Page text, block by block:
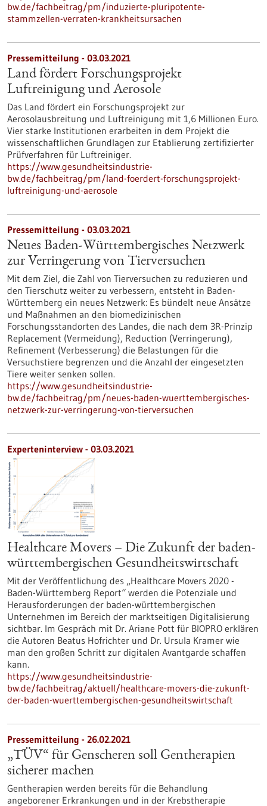
bw.de/fachbeitrag/pm/induzierte-pluripotente-
stammzellen-verraten-krankheitsursachen
Pressemitteilung - 03.03.2021
Land fördert Forschungsprojekt
Luftreinigung und Aerosole
Das Land fördert ein Forschungsprojekt zur
Aerosolausbreitung und Luftreinigung mit 1,6 Millionen Euro.
Vier starke Institutionen erarbeiten in dem Projekt die
wissenschaftlichen Grundlagen zur Etablierung zertifizierter
Prüfverfahren für Luftreiniger.
https://www.gesundheitsindustrie-
bw.de/fachbeitrag/pm/land-foerdert-forschungsprojekt-
luftreinigung-und-aerosole
Pressemitteilung - 03.03.2021
Neues Baden-Württembergisches Netzwerk
zur Verringerung von Tierversuchen
Mit dem Ziel, die Zahl von Tierversuchen zu reduzieren und
den Tierschutz weiter zu verbessern, entsteht in Baden-
Württemberg ein neues Netzwerk: Es bündelt neue Ansätze
und Maßnahmen an den biomedizinischen
Forschungsstandorten des Landes, die nach dem 3R-Prinzip
Replacement (Vermeidung), Reduction (Verringerung),
Refinement (Verbesserung) die Belastungen für die
Versuchstiere begrenzen und die Anzahl der eingesetzten
Tiere weiter senken sollen.
https://www.gesundheitsindustrie-
bw.de/fachbeitrag/pm/neues-baden-wuerttembergisches-
netzwerk-zur-verringerung-von-tierversuchen
Experteninterview - 03.03.2021
Healthcare Movers – Die Zukunft der baden-
württembergischen Gesundheitswirtschaft
Mit der Veröffentlichung des „Healthcare Movers 2020 -
Baden-Württemberg Report“ werden die Potenziale und
Herausforderungen der baden-württembergischen
Unternehmen im Bereich der marktseitigen Digitalisierung
sichtbar. Im Gespräch mit Dr. Ariane Pott für BIOPRO erklären
die Autoren Beatus Hofrichter und Dr. Ursula Kramer wie
man den großen Schritt zur digitalen Avantgarde schaffen
kann.
https://www.gesundheitsindustrie-
bw.de/fachbeitrag/aktuell/healthcare-movers-die-zukunft-
der-baden-wuerttembergischen-gesundheitswirtschaft
Pressemitteilung - 26.02.2021
„TÜV“ für Genscheren soll Gentherapien
sicherer machen
Gentherapien werden bereits für die Behandlung
angeborener Erkrankungen und in der Krebstherapie